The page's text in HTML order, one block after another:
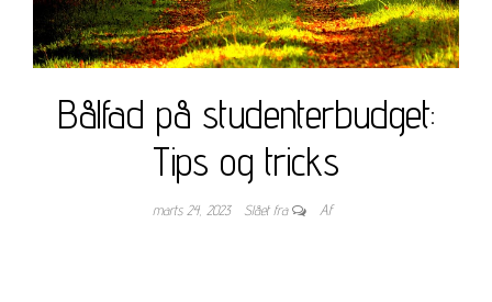
Bålfad på studenterbudget:
Tips og tricks
marts 24, 2023 Slået fra Af